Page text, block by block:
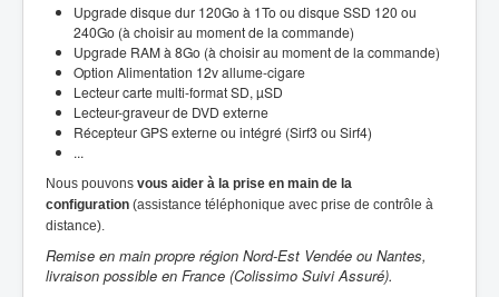
Upgrade disque dur 120Go à 1To ou disque SSD 120 ou
240Go (à choisir au moment de la commande)
Upgrade RAM à 8Go (à choisir au moment de la commande)
Option Alimentation 12v allume-cigare
Lecteur carte multi-format SD, µSD
Lecteur-graveur de DVD externe
Récepteur GPS externe ou intégré (Sirf3 ou Sirf4)
...
Nous pouvons vous aider à la prise en main de la
configuration (assistance téléphonique avec prise de contrôle à
distance).
Remise en main propre région Nord-Est Vendée ou Nantes,
livraison possible en France (Colissimo Suivi Assuré).